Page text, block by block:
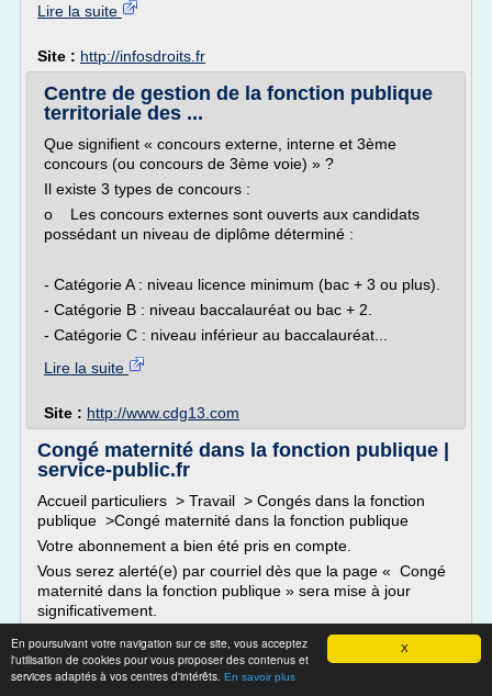
X
En poursuivant votre navigation sur ce site, vous acceptez
l'utilisation de cookies pour vous proposer des contenus et
services adaptés à vos centres d'intérêts. En savoir plus
Lire la suite
Site : http://infosdroits.fr
Centre de gestion de la fonction publique
territoriale des ...
Que signifient « concours externe, interne et 3ème
concours (ou concours de 3ème voie) » ?
Il existe 3 types de concours :
o Les concours externes sont ouverts aux candidats
possédant un niveau de diplôme déterminé :
- Catégorie A : niveau licence minimum (bac + 3 ou plus).
- Catégorie B : niveau baccalauréat ou bac + 2.
- Catégorie C : niveau inférieur au baccalauréat...
Lire la suite
Site : http://www.cdg13.com
Congé maternité dans la fonction publique |
service-public.fr
Accueil particuliers > Travail > Congés dans la fonction
publique >Congé maternité dans la fonction publique
Votre abonnement a bien été pris en compte.
Vous serez alerté(e) par courriel dès que la page « Congé
maternité dans la fonction publique » sera mise à jour
significativement.
Vous pouvez à tout moment supprimer votre abonnement
dans votre espace personnel.
Votre...